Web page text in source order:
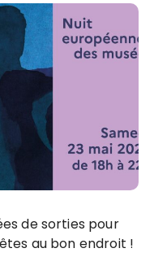
au bon endroit !